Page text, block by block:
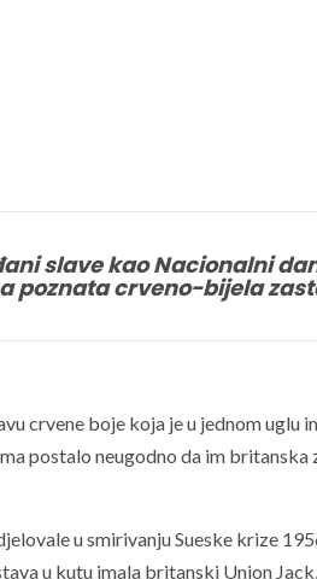
slave kao Nacionalni
poznata crveno-bijela
crvene boje koja je u jednom uglu
postalo neugodno da im britanska
u smirivanju Sueske krize
u kutu imala britanski Union